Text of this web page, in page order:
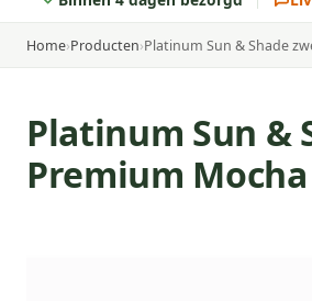
Home›Producten›Platinum Sun & Shade
Platinum Sun &
Premium